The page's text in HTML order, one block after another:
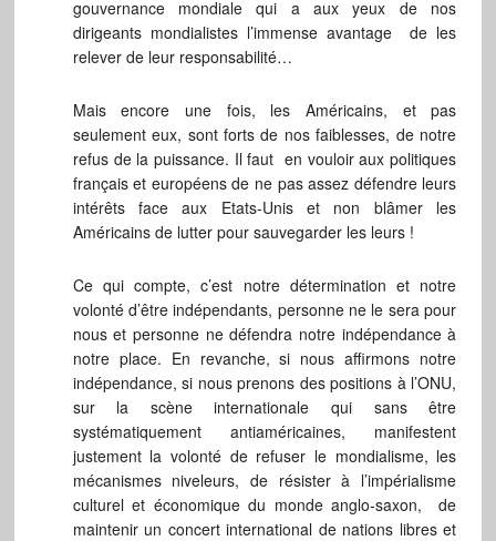
gouvernance mondiale qui a aux yeux de nos
dirigeants mondialistes l’immense avantage de les
relever de leur responsabilité…
Mais encore une fois, les Américains, et pas
seulement eux, sont forts de nos faiblesses, de notre
refus de la puissance. Il faut en vouloir aux politiques
français et européens de ne pas assez défendre leurs
intérêts face aux Etats-Unis et non blâmer les
Américains de lutter pour sauvegarder les leurs !
Ce qui compte, c’est notre détermination et notre
volonté d’être indépendants, personne ne le sera pour
nous et personne ne défendra notre indépendance à
notre place. En revanche, si nous affirmons notre
indépendance, si nous prenons des positions à l’ONU,
sur la scène internationale qui sans être
systématiquement antiaméricaines, manifestent
justement la volonté de refuser le mondialisme, les
mécanismes niveleurs, de résister à l’impérialisme
culturel et économique du monde anglo-saxon, de
maintenir un concert international de nations libres et